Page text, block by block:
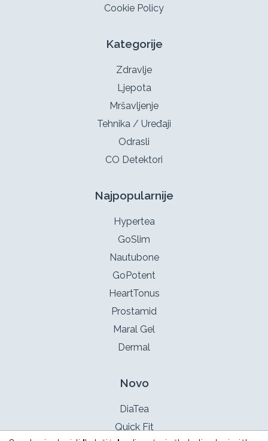
Cookie Policy
Kategorije
Zdravlje
Ljepota
Mršavljenje
Tehnika / Uređaji
Odrasli
CO Detektori
Najpopularnije
Hypertea
GoSlim
Nautubone
GoPotent
HeartTonus
Prostamid
Maral Gel
Dermal
Novo
DiaTea
Quick Fit